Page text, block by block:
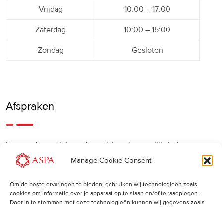
Manage Cookie Consent
Om de beste ervaringen te bieden, gebruiken wij technologieën zoals
cookies om informatie over je apparaat op te slaan en/of te raadplegen.
Door in te stemmen met deze technologieën kunnen wij gegevens zoals
Vrijdag 10:00 – 17:00
Zaterdag 10:00 – 15:00
Zondag Gesloten
Afspraken
Een eerdere of latere afspraak is ook mogelijk, bel ons
gerust.
Cancellations: